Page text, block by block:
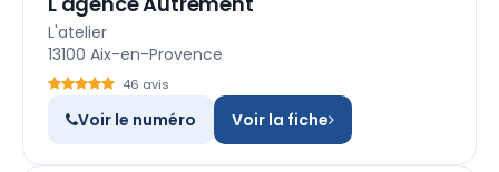
L'atelier
13100 Aix-en-Provence
46 avis
Voir le numéro Voir la fiche